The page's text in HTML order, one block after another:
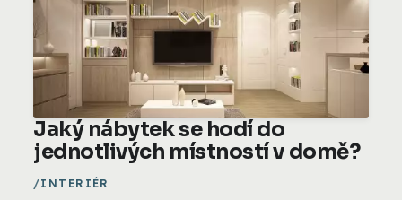
Jaký nábytek se hodí do
jednotlivých místností v domě?
INTERIÉR